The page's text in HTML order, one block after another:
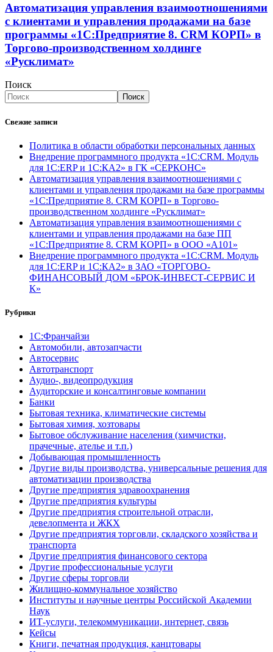
Автоматизация управления взаимоотношениями
с клиентами и управления продажами на базе
программы «1С:Предприятие 8. CRM КОРП» в
Торгово-производственном холдинге
«Русклимат»
Поиск
Поиск
Свежие записи
Политика в области обработки персональных данных
Внедрение программного продукта «1С:CRM. Модуль
для 1С:ERP и 1С:КА2» в ГК «СЕРКОНС»
Автоматизация управления взаимоотношениями с
клиентами и управления продажами на базе программы
«1С:Предприятие 8. CRM КОРП» в Торгово-
производственном холдинге «Русклимат»
Автоматизация управления взаимоотношениями с
клиентами и управления продажами на базе ПП
«1С:Предприятие 8. CRM КОРП» в ООО «А101»
Внедрение программного продукта «1С:CRM. Модуль
для 1С:ERP и 1С:КА2» в ЗАО «ТОРГОВО-
ФИНАНСОВЫЙ ДОМ «БРОК-ИНВЕСТ-СЕРВИС И
К»
Рубрики
1С:Франчайзи
Автомобили, автозапчасти
Автосервис
Автотранспорт
Аудио-, видеопродукция
Аудиторские и консалтинговые компании
Банки
Бытовая техника, климатические системы
Бытовая химия, хозтовары
Бытовое обслуживание населения (химчистки,
прачечные, ателье и т.п.)
Добывающая промышленность
Другие виды производства, универсальные решения для
автоматизации производства
Другие предприятия здравоохранения
Другие предприятия культуры
Другие предприятия строительной отрасли,
девелопмента и ЖКХ
Другие предприятия торговли, складского хозяйства и
транспорта
Другие предприятия финансового сектора
Другие профессиональные услуги
Другие сферы торговли
Жилищно-коммунальное хозяйство
Институты и научные центры Российской Академии
Наук
ИТ-услуги, телекоммуникации, интернет, связь
Кейсы
Книги, печатная продукция, канцтовары